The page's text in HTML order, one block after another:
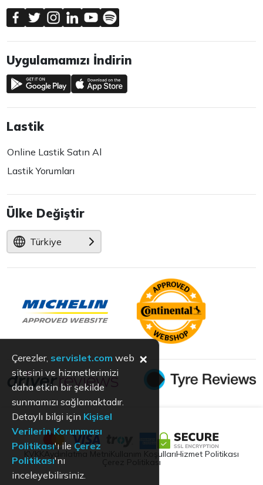
Uygulamamızı İndirin
Lastik
Online Lastik Satın Al
Lastik Yorumları
Ülke Değiştir
Türkiye
Aydınlatma Metni Kullanım KoşullarıHizmet Politikası
Çerez Politikası
Çerezler, servislet.com web
sitesini ve hizmetlerimizi
daha etkin bir şekilde
sunmamızı sağlamaktadır.
Detaylı bilgi için Kişisel
Verilerin Korunması
Politikası'ı ile Çerez
Politikası'nı
inceleyebilirsiniz.
×